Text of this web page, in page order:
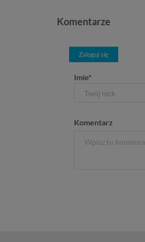
Komentarze
Zaloguj się
Imie*
Komentarz